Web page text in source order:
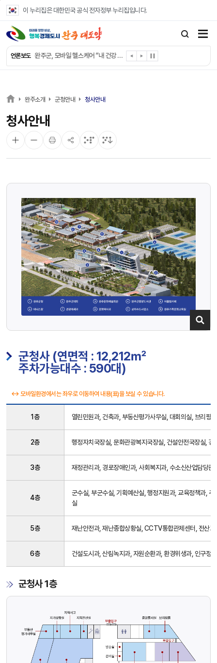
이 누리집은 대한민국 공식 전자정부 누리집입니다.
언론보도
완주군, ‘수의계약 총량제’ 개편 운영
완주군, 읍·면별 의료 환경 다각도 진단한다
완주군, 모바일 헬스케어 “내 건강 변화 직접 확인”
완주군 “여름휴가철 청소년 안전 지킨다”
완주소개 군청안내 청사안내
청사안내
군청사 (연면적 : 12,212㎡
주차가능대수 : 590대)
↔ 모바일환경에서는 좌우로 이동하여 내용(표)을 보실 수 있습니다.
사
1층 열린민원과, 건축과, 부동산평가사무실, 대회의실, 브리핑
2층 행정자치국장실, 문화관광복지국장실, 건설안전국장실,
3층 재정관리과, 경로장애인과, 사회복지과, 수소신산업담당
4층
군수실, 부군수실, 기획예산실, 행정지원과, 교육정책과,
실
5층 재난안전과, 재난종합상황실, CCTV통합관제센터, 전산
6층 건설도시과, 산림녹지과, 자원순환과, 환경위생과, 인구정
군청사 1층